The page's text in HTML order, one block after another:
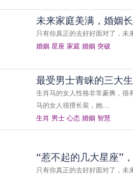
未来家庭美满，婚姻
只有你真正的去好好面对了，未
婚姻 星座 家庭 婚姻 突破
最受男士青睐的三大
生肖马的女人性格非常豪爽，很
马的女人很擅长装，她…
生肖 男士 心态 婚姻 智慧
“惹不起的几大星座”
只有你真正的去好好面对了，未